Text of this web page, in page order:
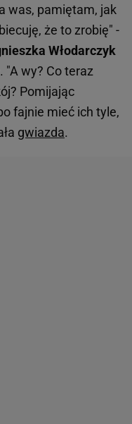
was, pamiętam, jak
że to zrobię" -
Włodarczyk
. "A wy? Co teraz
Pomijając
fajnie mieć ich tyle,
gwiazda.